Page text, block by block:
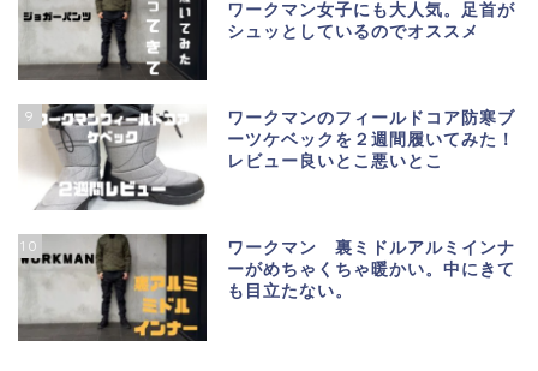
ワークマン女子にも大人気。足首が
シュッとしているのでオススメ
9
ワークマンのフィールドコア防寒ブ
ーツケベックを２週間履いてみた！
レビュー良いとこ悪いとこ
10
ワークマン 裏ミドルアルミインナ
ーがめちゃくちゃ暖かい。中にきて
も目立たない。